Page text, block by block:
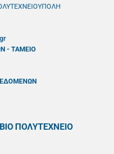
- ΤΑΜΕΙΟ
ΠΟΛΥΤΕΧΝΕΙΟ